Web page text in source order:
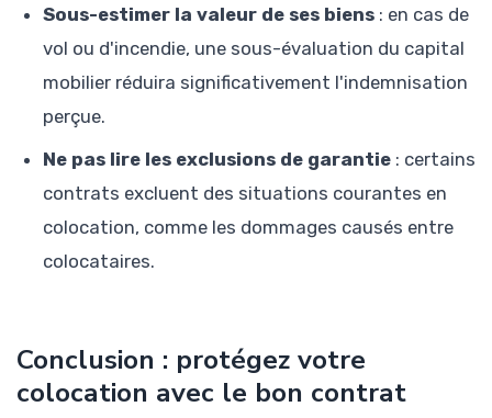
Sous-estimer la valeur de ses biens : en cas de
vol ou d'incendie, une sous-évaluation du capital
mobilier réduira significativement l'indemnisation
perçue.
Ne pas lire les exclusions de garantie : certains
contrats excluent des situations courantes en
colocation, comme les dommages causés entre
colocataires.
Conclusion : protégez votre
colocation avec le bon contrat